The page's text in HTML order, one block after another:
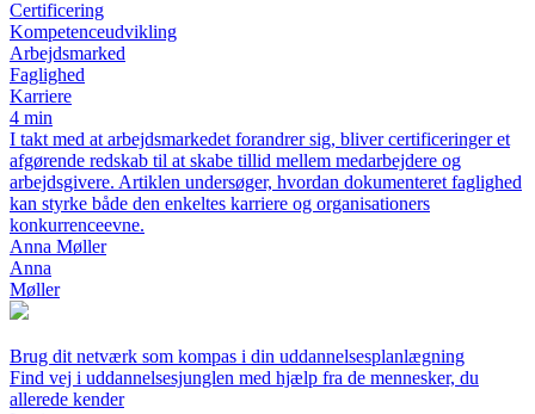
Certificering
Kompetenceudvikling
Arbejdsmarked
Faglighed
Karriere
4 min
I takt med at arbejdsmarkedet forandrer sig, bliver certificeringer et
afgørende redskab til at skabe tillid mellem medarbejdere og
arbejdsgivere. Artiklen undersøger, hvordan dokumenteret faglighed
kan styrke både den enkeltes karriere og organisationers
konkurrenceevne.
Anna Møller
Anna
Møller
Brug dit netværk som kompas i din uddannelsesplanlægning
Find vej i uddannelsesjunglen med hjælp fra de mennesker, du
allerede kender